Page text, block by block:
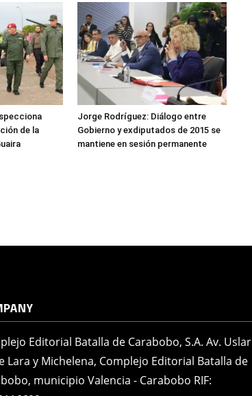
de la
Jorge Rodríguez: Diálogo entre
Gobierno y exdiputados de 2015 se
mantiene en sesión permanente
Editorial Batalla de Carabobo, S.A. Av. Uslar
Lara y Michelena, Complejo Editorial Batalla de
municipio Valencia - Carabobo RIF: